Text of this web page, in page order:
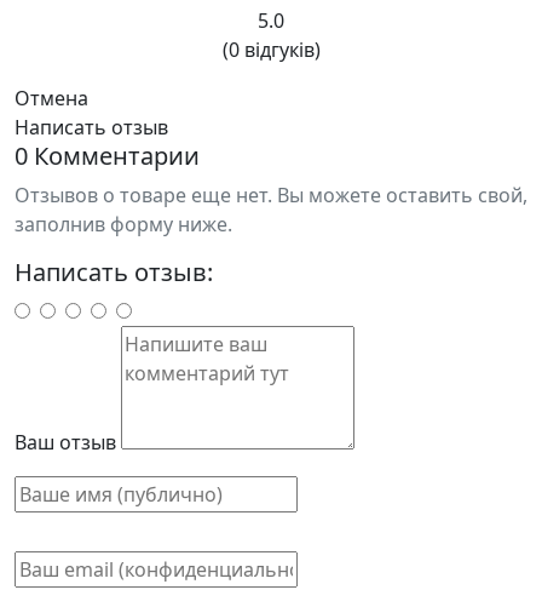
5.0
(0 відгуків)
Отмена
Написать отзыв
0 Комментарии
Отзывов о товаре еще нет. Вы можете оставить свой,
заполнив форму ниже.
Написать отзыв:
Ваш отзыв